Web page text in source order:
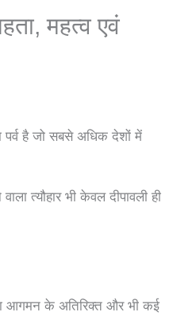
महत्व एवं
पर्व है जो सबसे अधिक देशों में
वाला त्यौहार भी केवल दीपावली ही
आगमन के अतिरिक्त और भी कई